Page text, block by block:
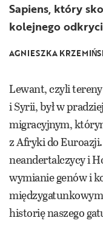
Sapiens, który
kolejnego
AGNIESZKA
Lewant, czyli
i Syrii, był w
migracyjnym,
z Afryki do
neandertalczycy i
wymianie genów i
historię naszego